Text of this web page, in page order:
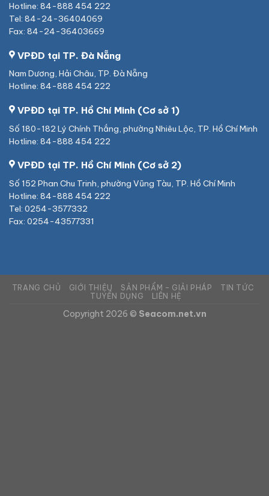
Hotline: 84-888 454 222
Tel: 84-24-36404069
Fax: 84-24-36403669
VPĐD tại TP. Đà Nẵng
Nam Dương, Hải Châu, TP. Đà Nẵng
Hotline: 84-888 454 222
VPĐD tại TP. Hồ Chí Minh (Cơ sở 1)
Số 180-182 Lý Chính Thắng, phường Nhiêu Lộc, TP. Hồ Chí Minh
Hotline: 84-888 454 222
VPĐD tại TP. Hồ Chí Minh (Cơ sở 2)
Số 152 Phan Chu Trinh, phường Vũng Tàu, TP. Hồ Chí Minh
Hotline: 84-888 454 222
Tel: 0254-3577332
Fax: 0254-43577331
TRANG CHỦ GIỚI THIỆU SẢN PHẨM – GIẢI PHÁP
TIN TỨC
TUYỂN DỤNG
LIÊN HỆ
Copyright 2026 © Seacom.net.vn